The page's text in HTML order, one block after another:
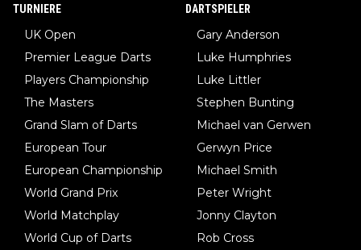
TURNIERE
UK Open
Premier League Darts
Players Championship
The Masters
Grand Slam of Darts
European Tour
European Championship
World Grand Prix
World Matchplay
World Cup of Darts
DARTSPIELER
Gary Anderson
Luke Humphries
Luke Littler
Stephen Bunting
Michael van Gerwen
Gerwyn Price
Michael Smith
Peter Wright
Jonny Clayton
Rob Cross